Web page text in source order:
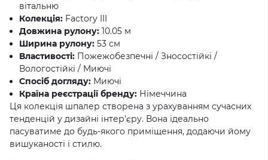
вітальню
Колекція: Factory III
Довжина рулону: 10.05 м
Ширина рулону: 53 см
Властивості: Пожежобезпечні / Зносостійкі /
Вологостійкі / Миючі
Спосіб догляду: Миючі
Країна реєстрації бренду: Німеччина
Ця колекція шпалер створена з урахуванням сучасних
тенденцій у дизайні інтер'єру. Вона ідеально
пасуватиме до будь-якого приміщення, додаючи йому
вишуканості і стилю.